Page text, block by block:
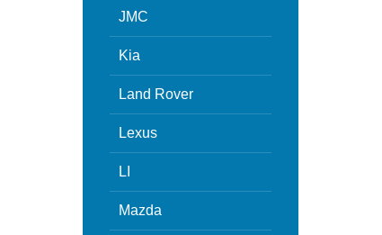
JMC
Kia
Land Rover
Lexus
LI
Mazda